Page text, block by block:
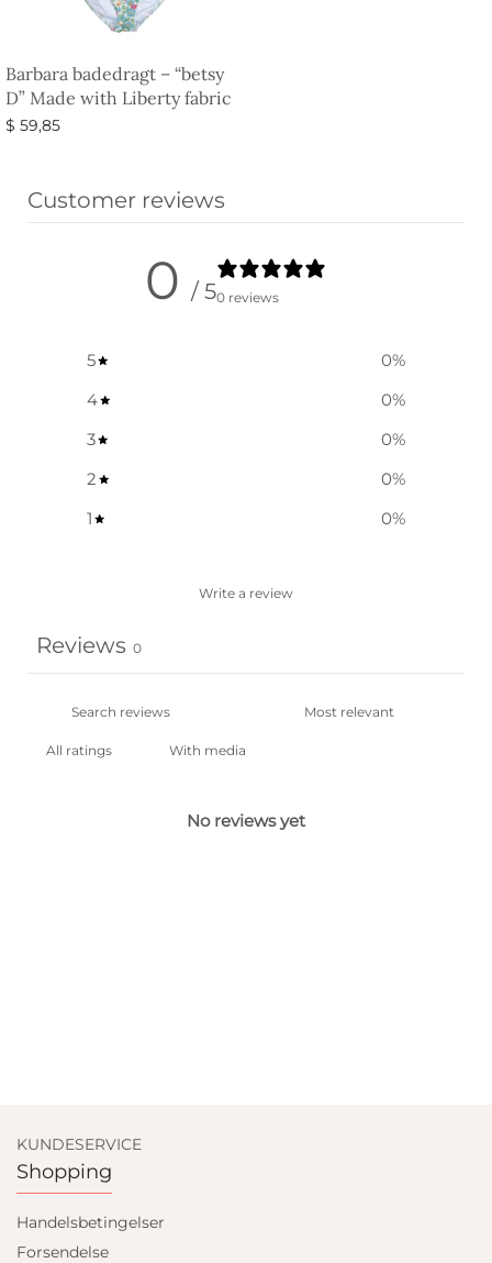
Barbara badedragt – “betsy
D” Made with Liberty fabric
$ 59,85
Customer reviews
0 / 50 reviews
5 0%
4
0%
3
0%
2
0%
1
0%
Write a review
Reviews 0
With media
No reviews yet
KUNDESERVICE
Shopping
Handelsbetingelser
Forsendelse